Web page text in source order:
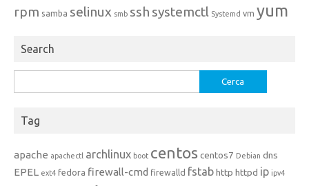
rpm samba selinux smb ssh systemctl Systemd vm yum
Search
per:
Tag
apache apachectl archlinux boot centoscentos7 Debian dns
EPEL ext4 fedora firewall-cmd firewalld fstabhttp httpd ip ipv4